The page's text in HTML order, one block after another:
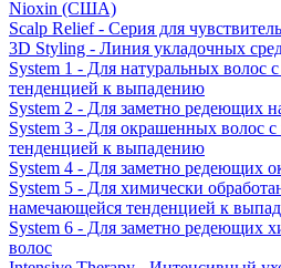
Nioxin (США)
Scalp Relief - Серия для
3D Styling - Линия укладочных
System 1 - Для натуральных волос
тенденцией к выпадению
System 2 - Для заметно редеющих
System 3 - Для окрашенных волос
тенденцией к выпадению
System 4 - Для заметно редеющих
System 5 - Для химически
намечающейся тенденцией к
System 6 - Для заметно редеющих
волос